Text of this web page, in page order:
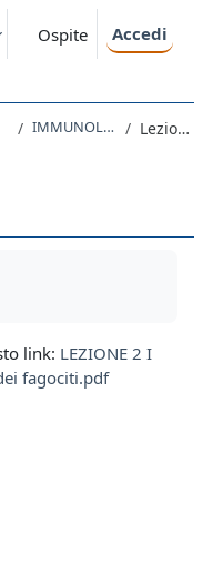
Ospite Accedi
IMMUNOLOGIA Lezione 2
link: LEZIONE 2 I
fagociti.pdf